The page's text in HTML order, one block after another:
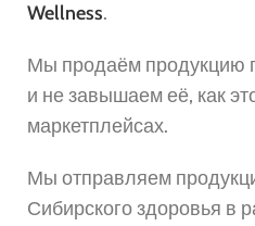
Wellness.
Мы продаём продукцию
и не завышаем её, как
маркетплейсах.
Мы отправляем
Сибирского здоровья в